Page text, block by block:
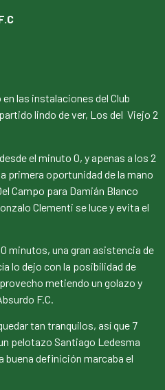
las instalaciones del Club
lindo de ver, Los del Viejo 2
el minuto 0, y apenas a los 2
primera oportunidad de la mano
Campo para Damián Blanco
Clementi se luce y evita el
minutos, una gran asistencia de
lo dejo con la posibilidad de
metiendo un golazo y
F.C.
tan tranquilos, así que 7
pelotazo Santiago Ledesma
buena definición marcaba el